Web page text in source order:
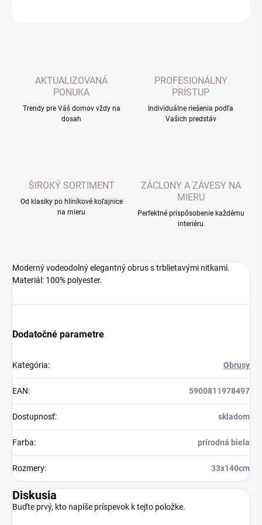
AKTUALIZOVANÁ
PONUKA
Trendy pre Váš domov vždy na
dosah
PROFESIONÁLNY
PRÍSTUP
Individuálne riešenia podľa
Vašich predstáv
ŠIROKÝ SORTIMENT
Od klasiky po hliníkové koľajnice
na mieru
ZÁCLONY A ZÁVESY NA
MIERU
Perfektné prispôsobenie každému
interiéru
Moderný vodeodolný elegantný obrus s trblietavými nitkami.
Materiál: 100% polyester.
Dodatočné parametre
Kategória: Obrusy
EAN: 5900811978497
Dostupnosť: skladom
Farba: prírodná biela
Rozmery: 33x140cm
Diskusia
Buďte prvý, kto napíše príspevok k tejto položke.